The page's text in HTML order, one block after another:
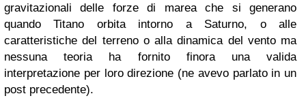
gravitazionali delle forze di marea che si generano
quando Titano orbita intorno a Saturno, o alle
caratteristiche del terreno o alla dinamica del vento ma
nessuna teoria ha fornito finora una valida
interpretazione per loro direzione (ne avevo parlato in un
post precedente).